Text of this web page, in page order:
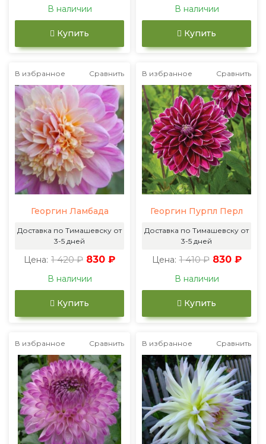
В наличии
Купить
В наличии
Купить
В избранное Сравнить
Георгин Ламбада
Доставка по Тимашевску от
3-5 дней
Цена: 1 420 ₽ 830 ₽
В наличии
Купить
В избранное Сравнить
Георгин Пурпл Перл
Доставка по Тимашевску от
3-5 дней
Цена: 1 410 ₽ 830 ₽
В наличии
Купить
В избранное Сравнить В избранное Сравнить